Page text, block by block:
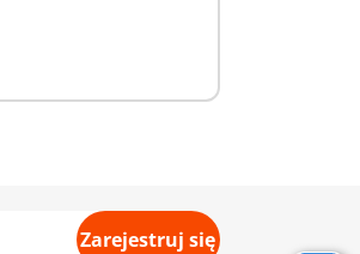
Zarejestruj się